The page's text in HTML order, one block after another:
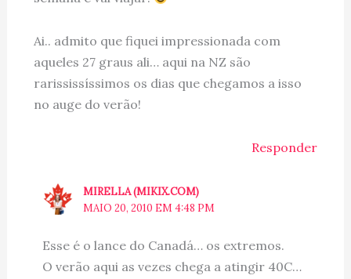
Ai.. admito que fiquei impressionada com
aqueles 27 graus ali… aqui na NZ são
rarississíssimos os dias que chegamos a isso
no auge do verão!
Responder
MIRELLA (MIKIX.COM)
MAIO 20, 2010 EM 4:48 PM
Esse é o lance do Canadá… os extremos.
O verão aqui as vezes chega a atingir 40C…